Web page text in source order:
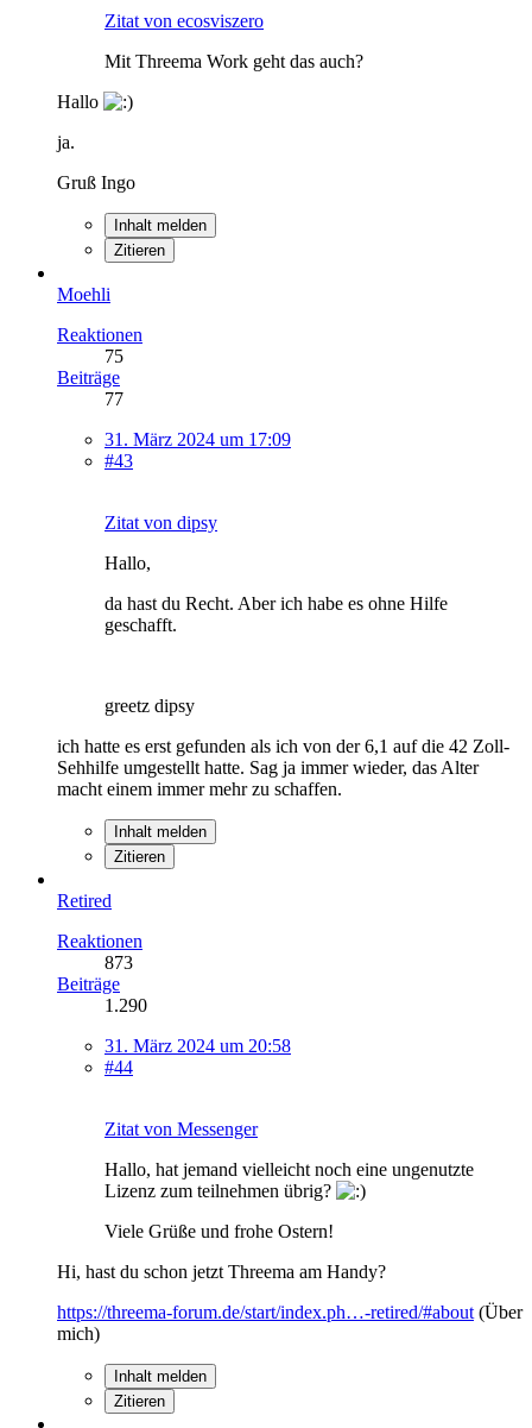
Zitat von ecosviszero
Mit Threema Work geht das auch?
Hallo
ja.
Gruß Ingo
Inhalt melden
Zitieren
Moehli
Reaktionen
75
Beiträge
77
31. März 2024 um 17:09
#43
Zitat von dipsy
Hallo,
da hast du Recht. Aber ich habe es ohne Hilfe
geschafft.
greetz dipsy
ich hatte es erst gefunden als ich von der 6,1 auf die 42 Zoll-
Sehhilfe umgestellt hatte. Sag ja immer wieder, das Alter
macht einem immer mehr zu schaffen.
Inhalt melden
Zitieren
Retired
Reaktionen
873
Beiträge
1.290
31. März 2024 um 20:58
#44
Zitat von Messenger
Hallo, hat jemand vielleicht noch eine ungenutzte
Lizenz zum teilnehmen übrig?
Viele Grüße und frohe Ostern!
Hi, hast du schon jetzt Threema am Handy?
https://threema-forum.de/start/index.ph…-retired/#about (Über
mich)
Inhalt melden
Zitieren